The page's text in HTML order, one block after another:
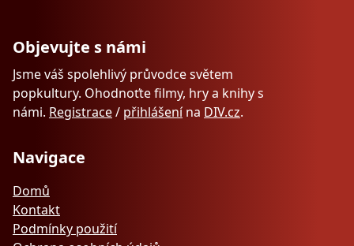
Objevujte s námi
Jsme váš spolehlivý průvodce světem
popkultury. Ohodnoťte filmy, hry a knihy s
námi. Registrace/ přihlášenína DIV.cz.
Navigace
Domů
Kontakt
Podmínky použití